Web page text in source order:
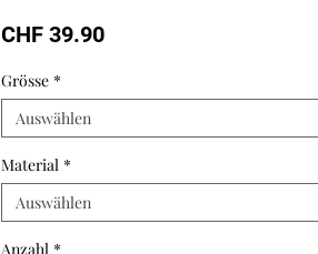
CHF 39.90Preis
Grösse *
Auswählen
Material *
Auswählen
Anzahl *